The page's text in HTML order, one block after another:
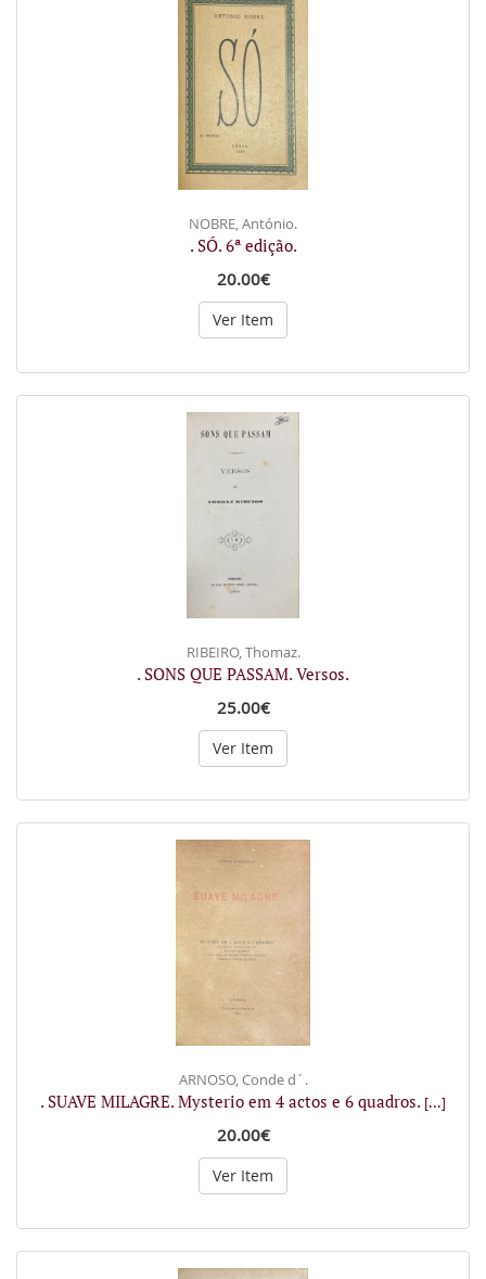
NOBRE, António.
. SÓ. 6ª edição.
20.00€
Ver Item
RIBEIRO, Thomaz.
. SONS QUE PASSAM. Versos.
25.00€
Ver Item
ARNOSO, Conde d´.
. SUAVE MILAGRE. Mysterio em 4 actos e 6 quadros. [...]
20.00€
Ver Item